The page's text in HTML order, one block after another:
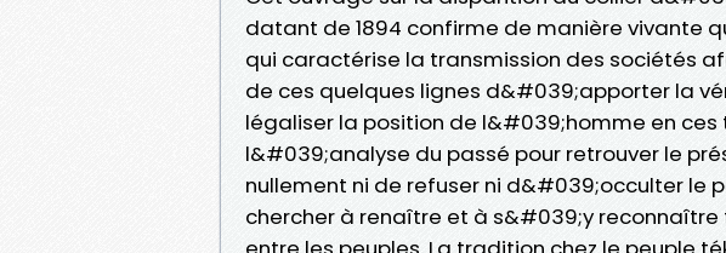
datant de 1894 confirme de manière vivante
qui caractérise la transmission des sociétés
de ces quelques lignes d&#039;apporter la
légaliser la position de l&#039;homme en
l&#039;analyse du passé pour retrouver le
nullement ni de refuser ni d&#039;occulter le
chercher à renaître et à s&#039;y